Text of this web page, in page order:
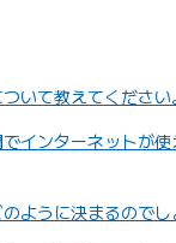
いて教えてください
インターネットが
ように決まるのでし